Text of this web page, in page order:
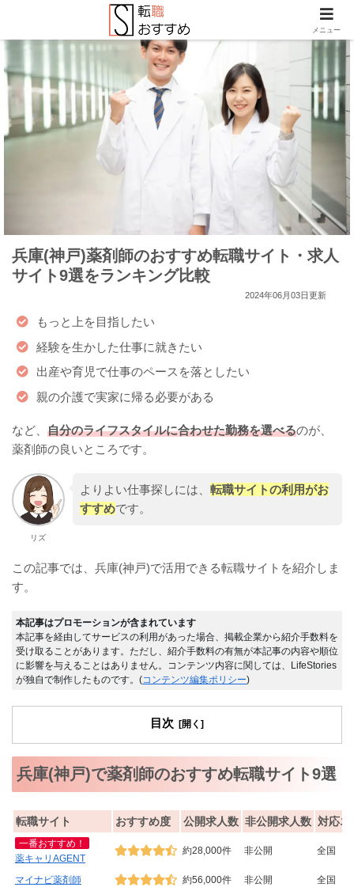
兵庫(神戸)薬剤師のおすすめ転職サイト・求人
サイト9選をランキング比較
2024年06月03日更新
もっと上を目指したい
経験を生かした仕事に就きたい
出産や育児で仕事のペースを落としたい
親の介護で実家に帰る必要がある
など、 自分のライフスタイルに合わせた勤務を選べるのが、
薬剤師の良いところです。
リズ
よりよい仕事探しには、 転職サイトの利用がお
すすめです。
この記事では、兵庫(神戸)で活用できる転職サイトを紹介しま
す。
本記事はプロモーションが含まれています
本記事を経由してサービスの利用があった場合、掲載企業から紹介手数料を
受け取ることがあります。ただし、紹介手数料の有無が本記事の内容や順位
に影響を与えることはありません。コンテンツ内容に関しては、LifeStories
が独自で制作したものです。(コンテンツ編集ポリシー)
目次
兵庫(神戸)で薬剤師のおすすめ転職サイト9選
転職サイト おすすめ度 公開求人数 非公開求人数 対応エ
一番おすすめ！
薬キャリAGENT
約28,000件 非公開 全国
マイナビ薬剤師 約56,000件 非公開 全国
メニュー